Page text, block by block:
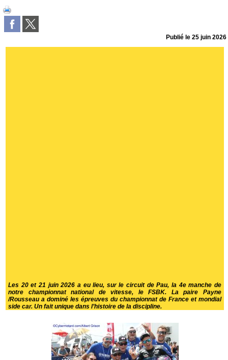
Publié le25 juin 2026
Les 20 et 21 juin 2026 a eu lieu, sur le circuit de Pau, la 4e manche de
notre championnat national de vitesse, le FSBK. La paire Payne
/Rousseau a dominé les épreuves du championnat de France et mondial
side car. Un fait unique dans l’histoire de la discipline.